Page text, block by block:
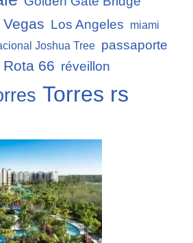
Vegas Los Angeles miami
Joshua Tree passaporte
Rota 66 réveillon
Torres rs